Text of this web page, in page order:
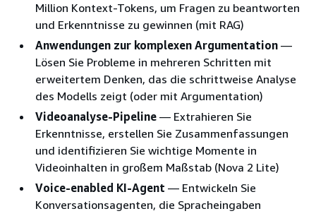
Million Kontext-Tokens, um Fragen zu beantworten
und Erkenntnisse zu gewinnen (mit RAG)
Anwendungen zur komplexen Argumentation —
Lösen Sie Probleme in mehreren Schritten mit
erweitertem Denken, das die schrittweise Analyse
des Modells zeigt (oder mit Argumentation)
Videoanalyse-Pipeline — Extrahieren Sie
Erkenntnisse, erstellen Sie Zusammenfassungen
und identifizieren Sie wichtige Momente in
Videoinhalten in großem Maßstab (Nova 2 Lite)
Voice-enabled KI-Agent — Entwickeln Sie
Konversationsagenten, die Spracheingaben